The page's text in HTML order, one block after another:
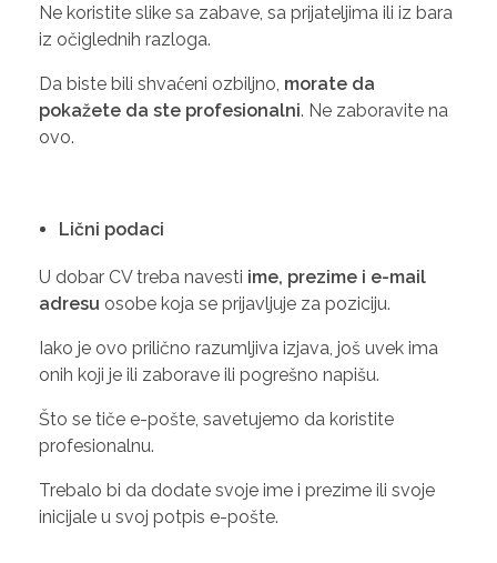
Ne koristite slike sa zabave, sa prijateljima ili iz bara
iz očiglednih razloga.
Da biste bili shvaćeni ozbiljno, morate da
pokažete da ste profesionalni. Ne zaboravite na
ovo.
Lični podaci
U dobar CV treba navesti ime, prezime i e-mail
adresu osobe koja se prijavljuje za poziciju.
Iako je ovo prilično razumljiva izjava, još uvek ima
onih koji je ili zaborave ili pogrešno napišu.
Što se tiče e-pošte, savetujemo da koristite
profesionalnu.
Trebalo bi da dodate svoje ime i prezime ili svoje
inicijale u svoj potpis e-pošte.